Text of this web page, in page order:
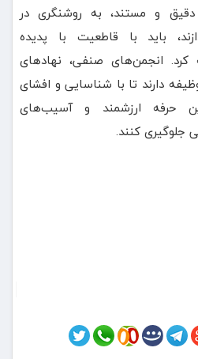
و مستند، به روشنگری در
باید با قاطعیت با پدیده
کرد. انجمن‌های صنفی، نهادهای
دارند تا با شناسایی و افشای
حرفه ارزشمند و آسیب‌های
جلوگیری کنند.